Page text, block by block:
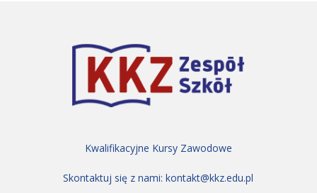
Kwalifikacyjne Kursy Zawodowe
Skontaktuj się z nami:kontakt@kkz.edu.pl